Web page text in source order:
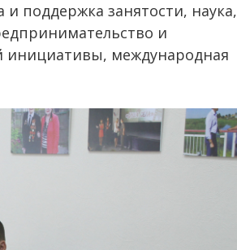
поддержка занятости, наука,
и
инициативы, международная